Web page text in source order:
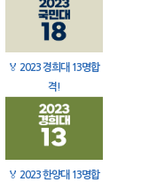
🏅 2023 경희대 13명합
격!
🏅 2023 한양대 13명합